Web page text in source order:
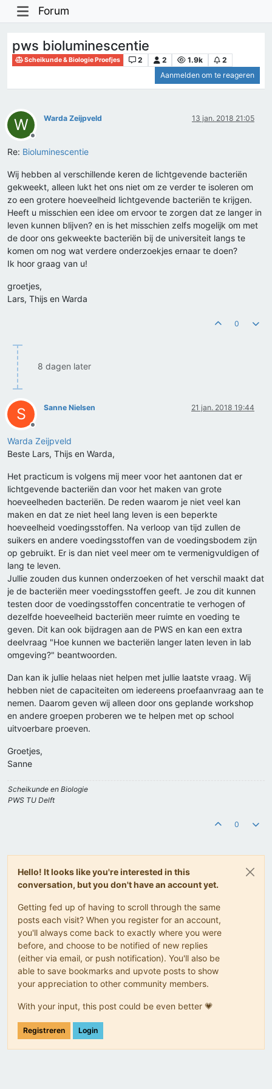
Forum
pws bioluminescentie
Scheikunde & Biologie Proefjes 2 2 1.9k
2
Aanmelden om te reageren
W
Offline
Warda Zeijpveld 13 jan. 2018 21:05
Re: Bioluminescentie
Wij hebben al verschillende keren de lichtgevende bacteriën
gekweekt, alleen lukt het ons niet om ze verder te isoleren om
zo een grotere hoeveelheid lichtgevende bacteriën te krijgen.
Heeft u misschien een idee om ervoor te zorgen dat ze langer in
leven kunnen blijven? en is het misschien zelfs mogelijk om met
de door ons gekweekte bacteriën bij de universiteit langs te
komen om nog wat verdere onderzoekjes ernaar te doen?
Ik hoor graag van u!
groetjes,
Lars, Thijs en Warda
0
8 dagen later
S
Offline
Sanne Nielsen 21 jan. 2018 19:44
Warda Zeijpveld
Beste Lars, Thijs en Warda,
Het practicum is volgens mij meer voor het aantonen dat er
lichtgevende bacteriën dan voor het maken van grote
hoeveelheden bacteriën. De reden waarom je niet veel kan
maken en dat ze niet heel lang leven is een beperkte
hoeveelheid voedingsstoffen. Na verloop van tijd zullen de
suikers en andere voedingsstoffen van de voedingsbodem zijn
op gebruikt. Er is dan niet veel meer om te vermenigvuldigen of
lang te leven.
Jullie zouden dus kunnen onderzoeken of het verschil maakt dat
je de bacteriën meer voedingsstoffen geeft. Je zou dit kunnen
testen door de voedingsstoffen concentratie te verhogen of
dezelfde hoeveelheid bacteriën meer ruimte en voeding te
geven. Dit kan ook bijdragen aan de PWS en kan een extra
deelvraag "Hoe kunnen we bacteriën langer laten leven in lab
omgeving?" beantwoorden.
Dan kan ik jullie helaas niet helpen met jullie laatste vraag. Wij
hebben niet de capaciteiten om iedereens proefaanvraag aan te
nemen. Daarom geven wij alleen door ons geplande workshop
en andere groepen proberen we te helpen met op school
uitvoerbare proeven.
Groetjes,
Sanne
Scheikunde en Biologie
PWS TU Delft
0
Hello! It looks like you're interested in this
conversation, but you don't have an account yet.
Getting fed up of having to scroll through the same
posts each visit? When you register for an account,
you'll always come back to exactly where you were
before, and choose to be notified of new replies
(either via email, or push notification). You'll also be
able to save bookmarks and upvote posts to show
your appreciation to other community members.
With your input, this post could be even better 💗
Registreren Login